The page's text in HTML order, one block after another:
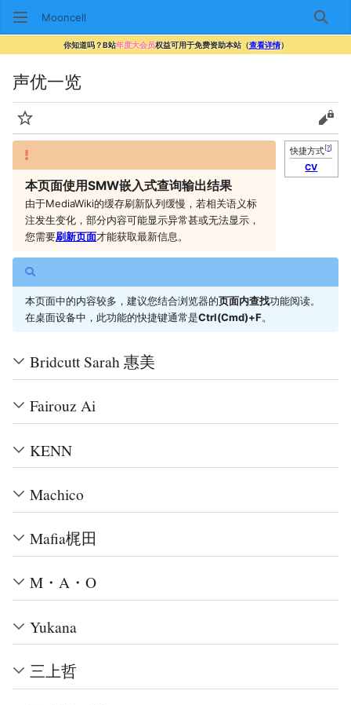
Mooncell 搜索
你知道吗？B站年度大会员权益可用于免费资助本站（查看详情）
声优一览
监视 查看
快捷方式 [?
CV
本页面使用SMW嵌入式查询输出结果
由于MediaWiki的缓存刷新队列缓慢，若相关语义标
注发生变化，部分内容可能显示异常甚或无法显示，
您需要刷新页面才能获取最新信息。
本页面中的内容较多，建议您结合浏览器的页面内查找功能阅读。
在桌面设备中，此功能的快捷键通常是Ctrl(Cmd)+F。
Bridcutt Sarah 惠美
Fairouz Ai
KENN
Machico
Mafia梶田
M・A・O
Yukana
三上哲